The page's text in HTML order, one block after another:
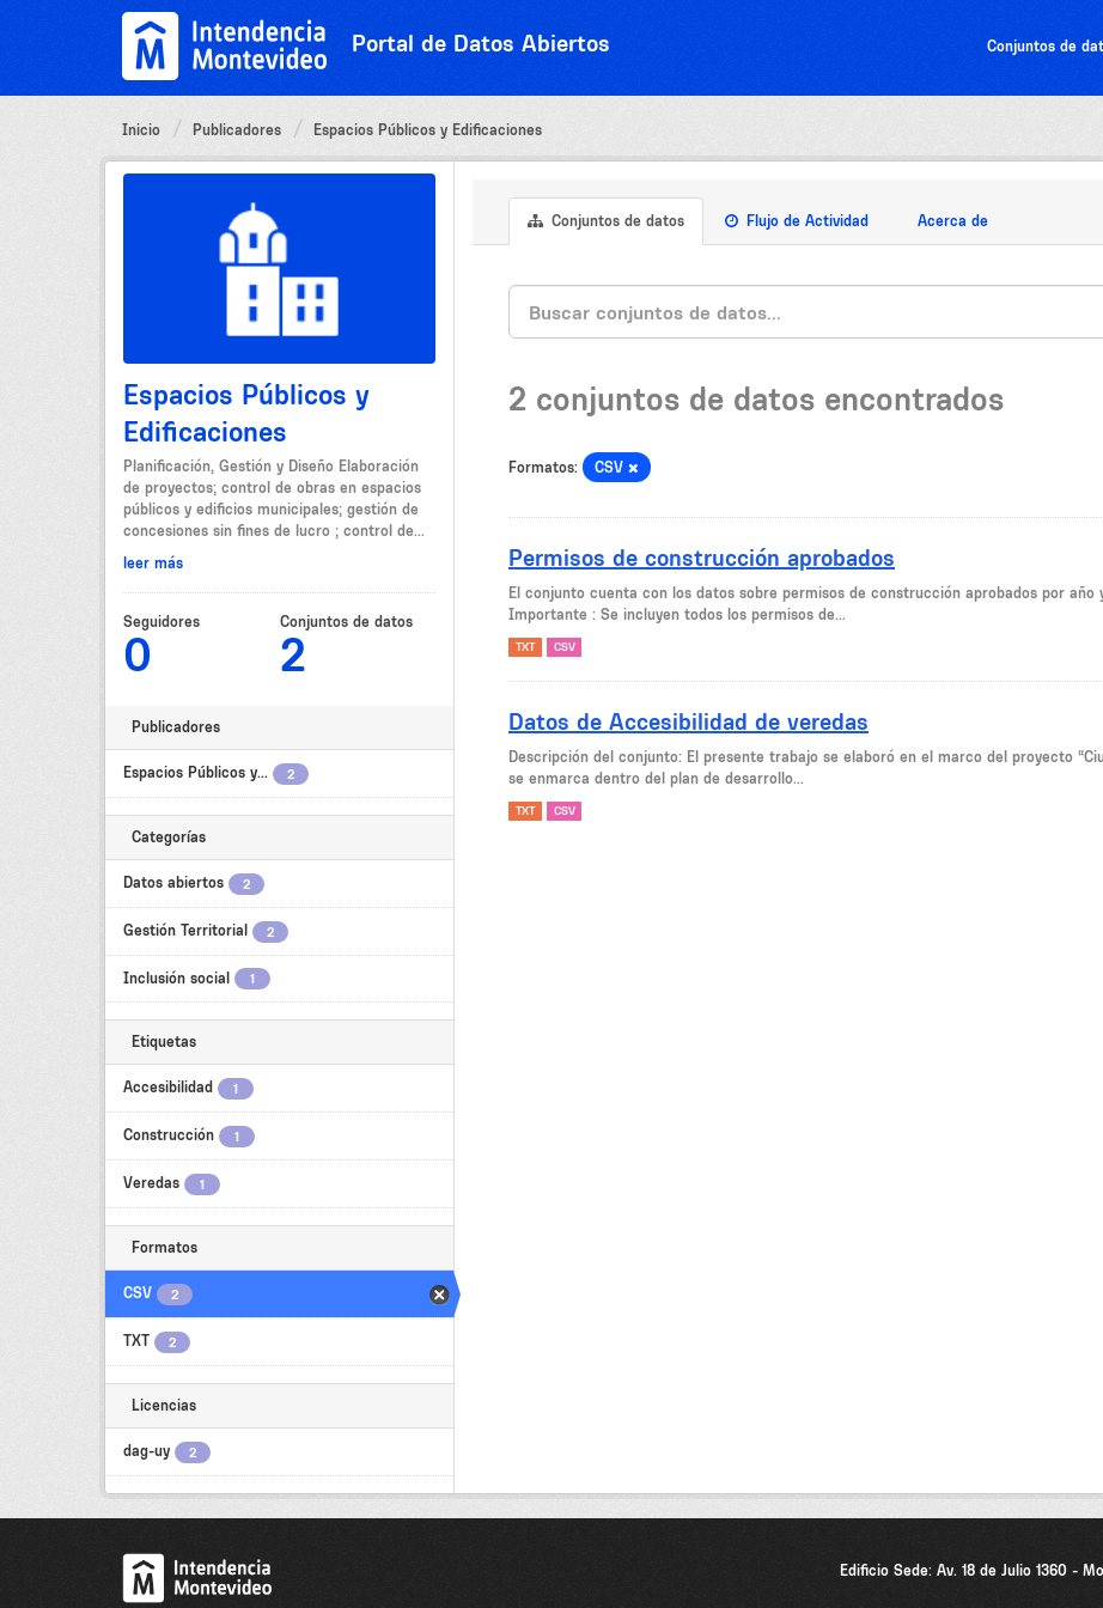
Portal de Datos Abiertos Conjuntos de
Inicio Publicadores Espacios Públicos y Edificaciones
Espacios Públicos y
Edificaciones
Planificación, Gestión y Diseño Elaboración
de proyectos; control de obras en espacios
públicos y edificios municipales; gestión de
concesiones sin fines de lucro ; control de...
leer más
Seguidores
0
Conjuntos de datos
2
Publicadores
Espacios Públicos y... 2
Categorías
Datos abiertos 2
Gestión Territorial 2
Inclusión social 1
Etiquetas
Accesibilidad 1
Construcción 1
Veredas 1
Formatos
CSV 2
TXT 2
Licencias
dag-uy 2
Conjuntos de datos Flujo de Actividad Acerca de
2 conjuntos de datos encontrados
Formatos: CSV
Permisos de construcción aprobados
El conjunto cuenta con los datos sobre permisos de construcción aprobados por año
Importante : Se incluyen todos los permisos de...
TXT CSV
Datos de Accesibilidad de veredas
Descripción del conjunto: El presente trabajo se elaboró en el marco del proyecto
se enmarca dentro del plan de desarrollo...
TXT CSV
Edificio Sede: Av. 18 de Julio 1360 -